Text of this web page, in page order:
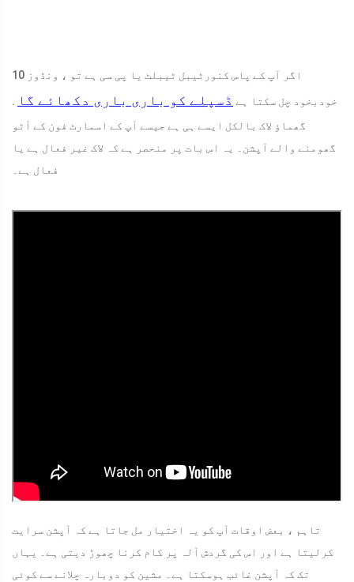
اگر آپ کے پاس کنورٹیبل ٹیبلٹ یا پی سی ہے تو ، ونڈوز 10
خودبخود چل سکتا ہے ڈسپلے کو باری باری دکھائے گا
.
گھماؤ لاک بالکل ایسے ہی ہے جیسے آپ کے اسمارٹ فون کے آٹو
گھومنے والے آپشن۔ یہ اس بات پر منحصر ہے کہ لاک غیر فعال ہے یا
فعال ہے۔
تاہم ، بعض اوقات آپ کو یہ اختیار مل جاتا ہے کہ آپشن سرایت
کرلیتا ہے اور اس کی گردش آلہ پر کام کرنا چھوڑ دیتی ہے۔ یہاں
تک کہ آپشن غائب ہوسکتا ہے۔ مشین کو دوبارہ چلانے سے کوئی